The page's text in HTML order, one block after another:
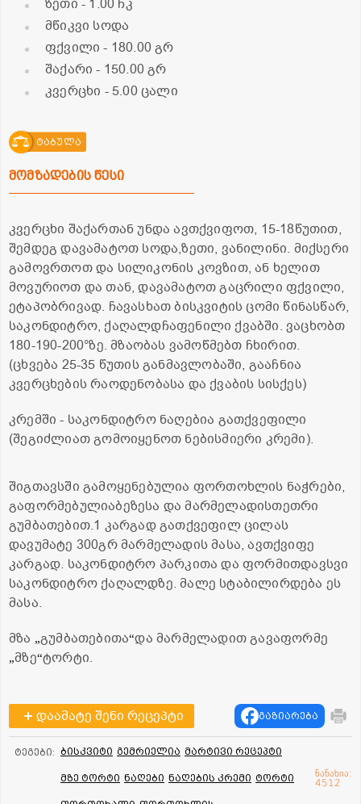
ზეთი - 1.00 ჩკ
მწიკვი სოდა
ფქვილი- 180.00 გრ
შაქარი- 150.00 გრ
კვერცხი - 5.00 ცალი
ტაბულა
მომზადების წესი
კვერცხი შაქართან უნდა ავთქვიფოთ, 15-18წუთით,
შემდეგ დავამატოთ სოდა,ზეთი, ვანილინი. მიქსერი
გამოვრთოთ და სილიკონის კოვზით, ან ხელით
მოვურიოთ და თან, დავამატოთ გაცრილი ფქვილი,
ეტაპობრივად. ჩავასხათ ბისკვიტის ცომი წინასწარ,
საკონდიტრო, ქაღალდჩაფენილი ქვაბში. ვაცხობთ
180-190-200°ზე. მზაობას ვამოწმებთ ჩხირით.
(ცხვება 25-35 წუთის განმავლობაში, გააჩნია
კვერცხების რაოდენობასა და ქვაბის სისქეს)
კრემში - საკონდიტრო ნაღებია გათქვეფილი
(შეგიძლიათ გომოიყენოთ ნებისმიერი კრემი).
შიგთავსში გამოყენებულია ფორთოხლის ნაჭრები,
გაფორმებულიაბეზესა და მარმელადისთეთრი
გუმბათებით.1 კარგად გათქვეფილ ცილას
დავუმატე 300გრ მარმელადის მასა, ავთქვიფე
კარგად. საკონდიტრო პარკითა და ფორმითდავსვი
საკონდიტრო ქაღალდზე. მალე სტაბილირდება ეს
მასა.
მზა „გუმბათებითა“და მარმელადით გავაფორმე
„მზე“ტორტი.
დაამატე შენი რეცეპტი გაზიარება
ტეგები: ბისკვიტი გემრიელია მარტივი რეცეპტი
მზე ტორტი ნაღები ნაღების კრემი ტორტი
ნანახია:
4512